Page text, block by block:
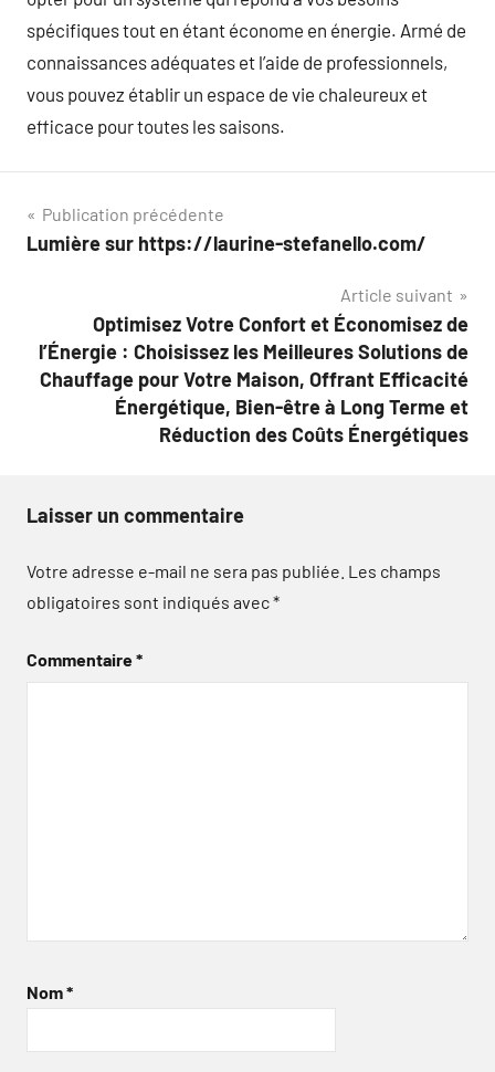
spécifiques tout en étant économe en énergie. Armé de
connaissances adéquates et l’aide de professionnels,
vous pouvez établir un espace de vie chaleureux et
efficace pour toutes les saisons.
Navigation
de
Publication précédente
Lumière sur https://laurine-stefanello.com/
Article suivant
Optimisez Votre Confort et Économisez de
l’Énergie : Choisissez les Meilleures Solutions de
Chauffage pour Votre Maison, Offrant Efficacité
Énergétique, Bien-être à Long Terme et
Réduction des Coûts Énergétiques
Laisser un commentaire
Votre adresse e-mail ne sera pas publiée. Les champs
obligatoires sont indiqués avec*
Commentaire*
Nom*